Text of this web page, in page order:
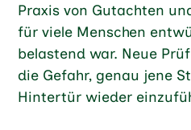
Praxis von Gutachten
für viele Menschen
belastend war. Neue
die Gefahr, genau jene
Hintertür wieder